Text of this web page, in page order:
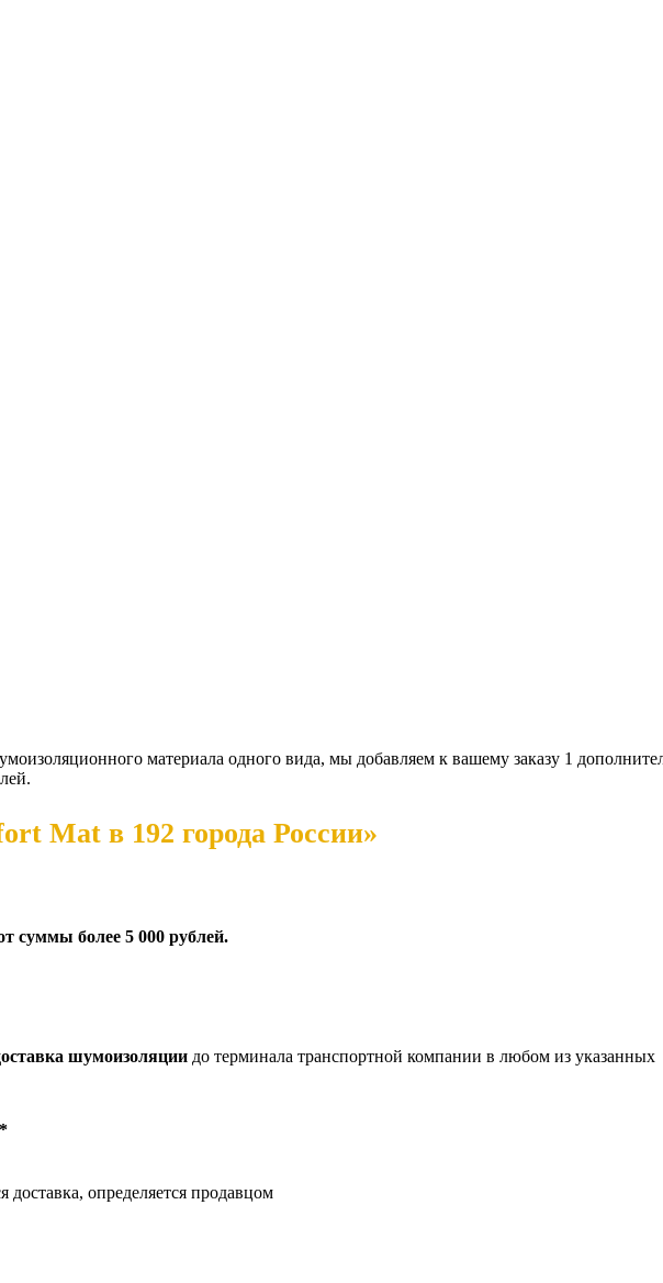
материала одного вида, мы добавляем к вашему заказу 1
Mat в 192 города России»
суммы более 5 000 рублей.
шумоизоляции до терминала транспортной компании в любом из указанных
доставка, определяется продавцом